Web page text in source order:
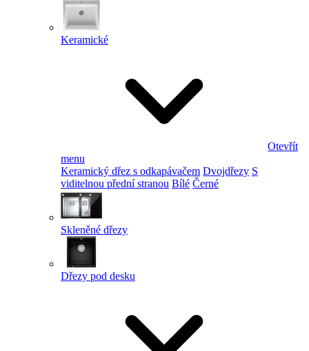
Keramické
Otevřít
menu
Keramický dřez s odkapávačem Dvojdřezy S
viditelnou přední stranou Bílé Černé
Skleněné dřezy
Dřezy pod desku